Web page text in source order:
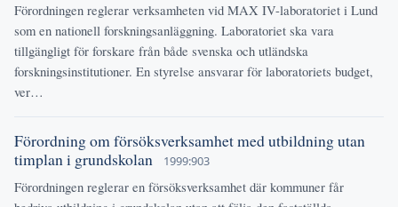
Förordningen reglerar verksamheten vid MAX IV-laboratoriet i Lund
som en nationell forskningsanläggning. Laboratoriet ska vara
tillgängligt för forskare från både svenska och utländska
forskningsinstitutioner. En styrelse ansvarar för laboratoriets budget,
ver…
Förordning om försöksverksamhet med utbildning utan
timplan i grundskolan
1999:903
Förordningen reglerar en försöksverksamhet där kommuner får